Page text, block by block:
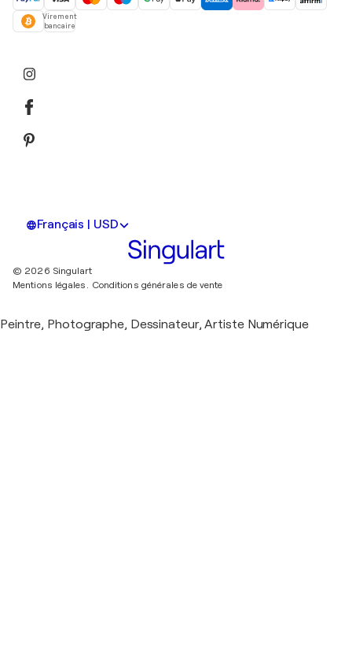
Virement
bancaire
Français | USD
© 2026 Singulart
Mentions légales. Conditions générales de vente
Peintre, Photographe, Dessinateur, Artiste Numérique